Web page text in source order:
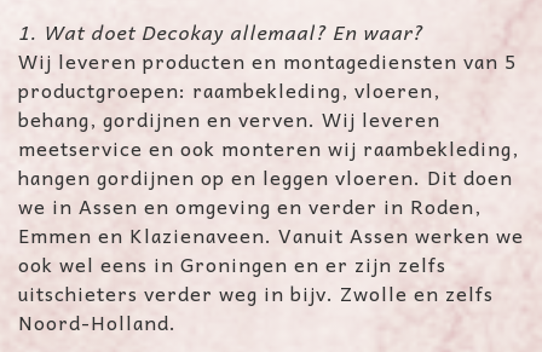
1. Wat doet Decokay allemaal? En waar?
Wij leveren producten en montagediensten van 5
productgroepen: raambekleding, vloeren,
behang, gordijnen en verven. Wij leveren
meetservice en ook monteren wij raambekleding,
hangen gordijnen op en leggen vloeren. Dit doen
we in Assen en omgeving en verder in Roden,
Emmen en Klazienaveen. Vanuit Assen werken we
ook wel eens in Groningen en er zijn zelfs
uitschieters verder weg in bijv. Zwolle en zelfs
Noord-Holland.